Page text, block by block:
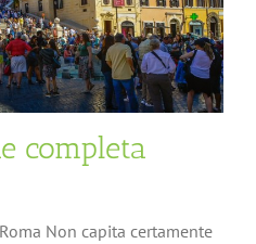
completa
Non capita certamente